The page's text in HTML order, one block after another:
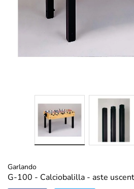
Garlando
G-100 - Calciobalilla - aste